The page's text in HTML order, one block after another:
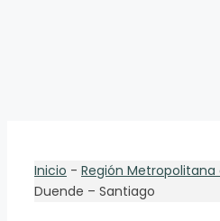
Inicio - Región Metropolitana
Duende – Santiago